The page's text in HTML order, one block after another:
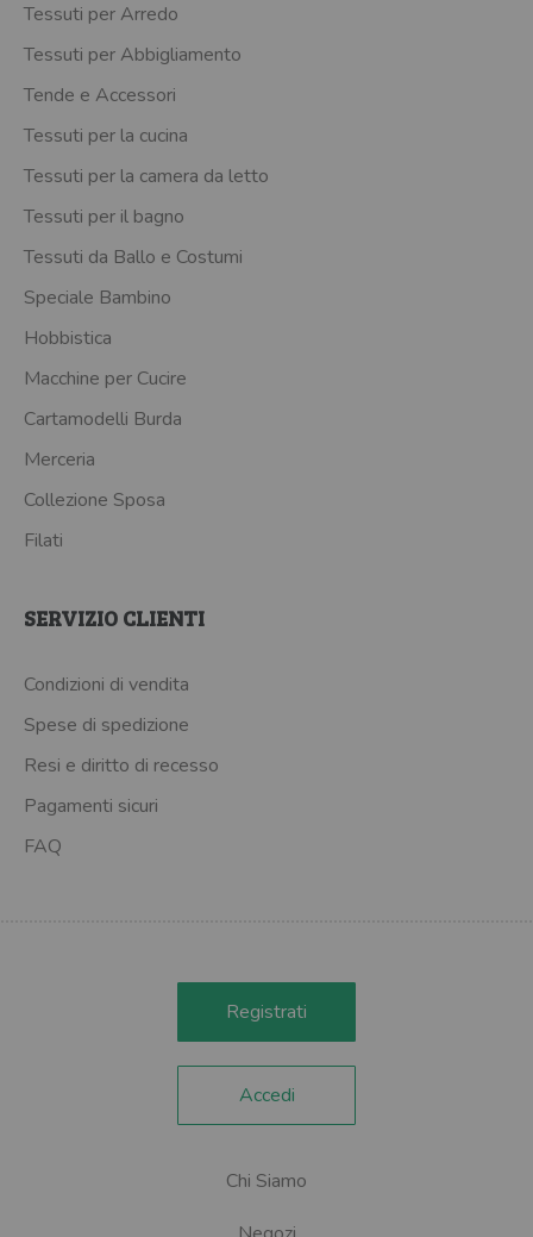
Tessuti per Arredo
Tessuti per Abbigliamento
Tende e Accessori
Tessuti per la cucina
Tessuti per la camera da letto
Tessuti per il bagno
Tessuti da Ballo e Costumi
Speciale Bambino
Hobbistica
Macchine per Cucire
Cartamodelli Burda
Merceria
Collezione Sposa
Filati
SERVIZIO CLIENTI
Condizioni di vendita
Spese di spedizione
Resi e diritto di recesso
Pagamenti sicuri
FAQ
Registrati
Accedi
Chi Siamo